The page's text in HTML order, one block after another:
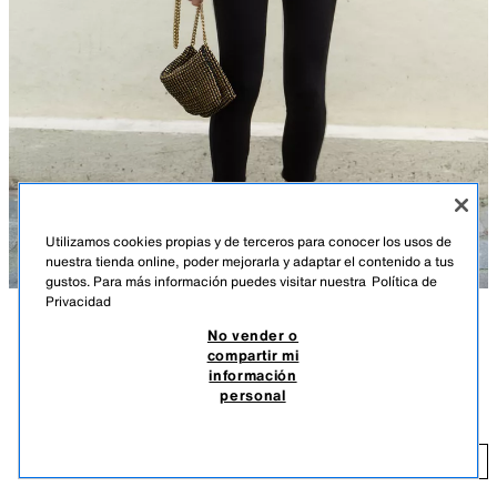
COMPOSICIÓNMEDIDAS
Bolso bandolera formato alargado. Cuerpo en tejido metalizado. Cadena
metálica función bandolera. Bolsillo interior. Cierre mediante botón
NEGRO 6086/710/800
BOLSO BANDOLERA TEJIDO METALIZADO
2.798 DOP
Utilizamos cookies propias y de terceros para conocer los usos de
nuestra tienda online, poder mejorarla y adaptar el contenido a tus
gustos. Para más información puedes visitar nuestra Política de
Privacidad
No vender o
compartir mi
información
personal